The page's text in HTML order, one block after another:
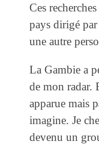
Ces
pays dirigé par
une autre
La Gambie a
de mon radar.
apparue mais
imagine. Je
devenu un